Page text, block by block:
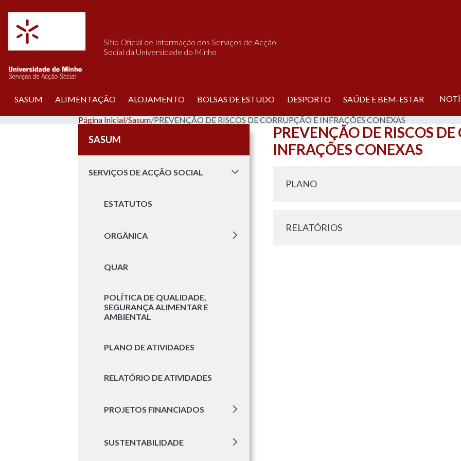
Sítio Oficial de Informação dos Serviços de Acção
Social da Universidade do Minho
SASUM ALIMENTAÇÃO ALOJAMENTO BOLSAS DE ESTUDO DESPORTO SAÚDE E BEM-ESTAR
Página Inicial/Sasum/PREVENÇÃO DE RISCOS DE CORRUPÇÃO E INFRAÇÕES CONEXAS
SASUM
SERVIÇOS DE ACÇÃO SOCIAL
ESTATUTOS
ORGÂNICA
QUAR
POLÍTICA DE QUALIDADE,
SEGURANÇA ALIMENTAR E
AMBIENTAL
PLANO DE ATIVIDADES
RELATÓRIO DE ATIVIDADES
PROJETOS FINANCIADOS
SUSTENTABILIDADE
PREVENÇÃO DE RISCOS DE
INFRAÇÕES CONEXAS
PLANO
RELATÓRIOS